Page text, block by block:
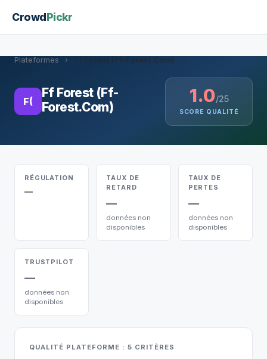
CrowdPickr
Plateformes › Ff Forest (Ff-Forest.Com)
F(
Ff Forest (Ff-
Forest.Com)
1.0/25
SCORE QUALITÉ
RÉGULATION
—
TAUX DE
RETARD
—
données non
disponibles
TAUX DE
PERTES
—
données non
disponibles
TRUSTPILOT
—
données non
disponibles
QUALITÉ PLATEFORME : 5 CRITÈRES